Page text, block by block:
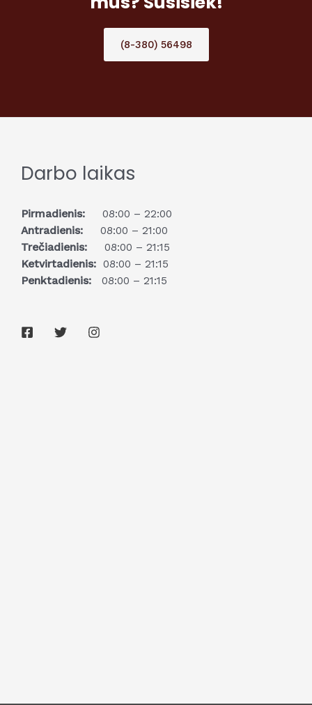
(8-380) 56498
Darbo laikas
Pirmadienis: 08:00 – 22:00
Antradienis: 08:00 – 21:00
Trečiadienis: 08:00 – 21:15
Ketvirtadienis: 08:00 – 21:15
Penktadienis: 08:00 – 21:15